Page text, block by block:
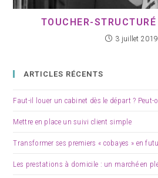
TOUCHER-
3 juillet 2019
ARTICLES RÉCENTS
Faut-il louer un cabinet dès le départ ?
Mettre en place un suivi client simple
Transformer ses premiers « cobayes » en
Les prestations à domicile : un marché en